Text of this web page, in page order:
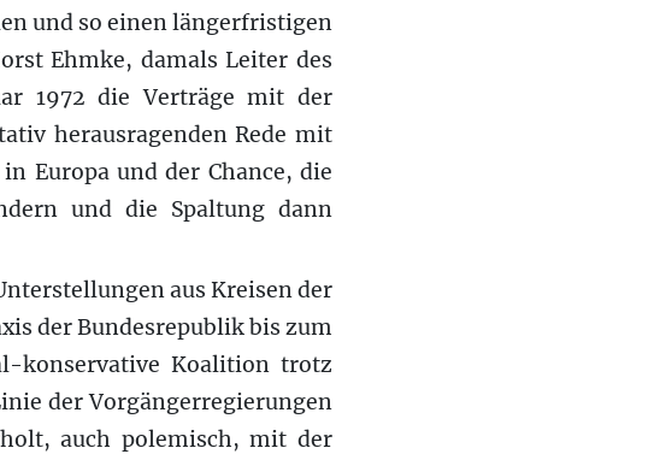
und so einen längerfristigen
Ehmke, damals Leiter des
1972 die Verträge mit der
herausragenden Rede mit
Europa und der Chance, die
und die Spaltung dann
aus Kreisen der
der Bundesrepublik bis zum
konservative Koalition trotz
der Vorgängerregierungen
auch polemisch, mit der